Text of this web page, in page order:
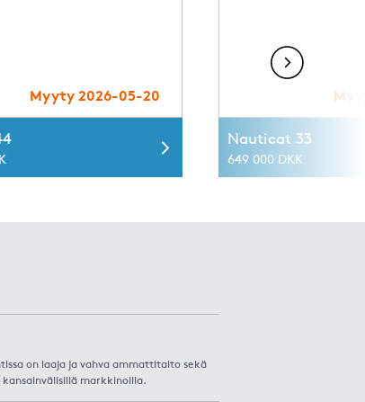
Myyty 2026-05-20
Nauticat 33
649 000 DKK
on laaja ja vahva ammattitaito sekä
markkinoilla.